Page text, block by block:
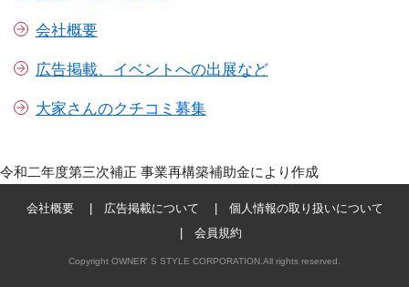
会社概要
広告掲載、イベントへの出展など
大家さんのクチコミ募集
令和二年度第三次補正 事業再構築補助金により作成
会社概要 広告掲載について
個人情報の取り扱いについて
会員規約
Copyright OWNER' S STYLE CORPORATION.All rights reserved.